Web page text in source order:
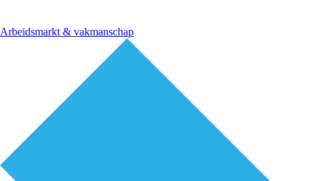
Arbeidsmarkt & vakmanschap